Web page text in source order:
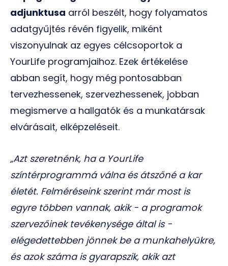
adjunktusa arról beszélt, hogy folyamatos
adatgyűjtés révén figyelik, miként
viszonyulnak az egyes célcsoportok a
YourLife programjaihoz. Ezek értékelése
abban segít, hogy még pontosabban
tervezhessenek, szervezhessenek, jobban
megismerve a hallgatók és a munkatársak
elvárásait, elképzeléseit.
„Azt szeretnénk, ha a YourLife
színtérprogrammá válna és átszőné a kar
életét. Felméréseink szerint már most is
egyre többen vannak, akik - a programok
szervezőinek tevékenysége által is -
elégedettebben jönnek be a munkahelyükre,
és azok száma is gyarapszik, akik azt